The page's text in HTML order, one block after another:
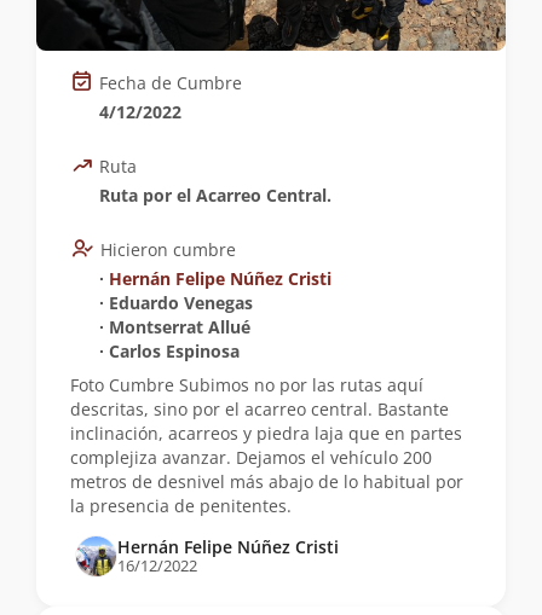
Fecha de Cumbre
4/12/2022
Ruta
Ruta por el Acarreo Central.
Hicieron cumbre
∙ Hernán Felipe Núñez Cristi
∙ Eduardo Venegas
∙ Montserrat Allué
∙ Carlos Espinosa
Foto Cumbre Subimos no por las rutas aquí
descritas, sino por el acarreo central. Bastante
inclinación, acarreos y piedra laja que en partes
complejiza avanzar. Dejamos el vehículo 200
metros de desnivel más abajo de lo habitual por
la presencia de penitentes.
Hernán Felipe Núñez Cristi
16/12/2022